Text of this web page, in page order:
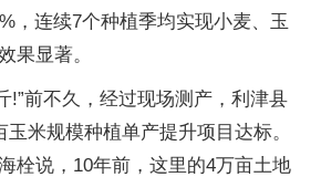
，连续7个种植季均实现小麦、玉
果显著。
!”前不久，经过现场测产，利津县
米规模种植单产提升项目达标。
栓说，10年前，这里的4万亩土地